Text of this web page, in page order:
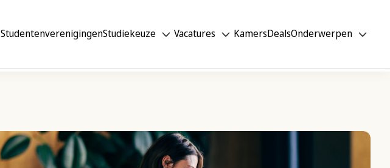
StudentenverenigingenStudiekeuze Vacatures KamersDealsOnderwerpen